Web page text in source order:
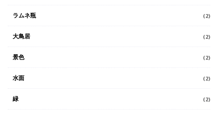
ラムネ瓶 (2)
大鳥居 (2)
景色 (2)
水面 (2)
緑 (2)